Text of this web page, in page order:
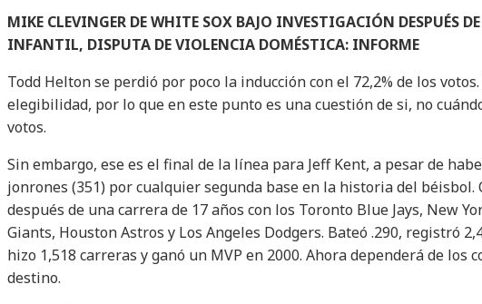
MIKE CLEVINGER DE WHITE SOX BAJO INVESTIGACIÓN DESPUÉS
INFANTIL, DISPUTA DE VIOLENCIA DOMÉSTICA: INFORME
Todd Helton se perdió por poco la inducción con el 72,2% de los
elegibilidad, por lo que en este punto es una cuestión de si, no
votos.
Sin embargo, ese es el final de la línea para Jeff Kent, a pesar de
jonrones (351) por cualquier segunda base en la historia del béisbol.
después de una carrera de 17 años con los Toronto Blue Jays, New
Giants, Houston Astros y Los Angeles Dodgers. Bateó .290, registró
hizo 1,518 carreras y ganó un MVP en 2000. Ahora dependerá de
destino.